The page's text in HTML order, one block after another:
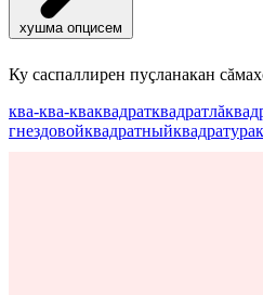
хушма опцисем
Ку саспаллирен пуçланакан
ква-ква-кваквадратквадратлă
гнездовойквадратныйквадратура